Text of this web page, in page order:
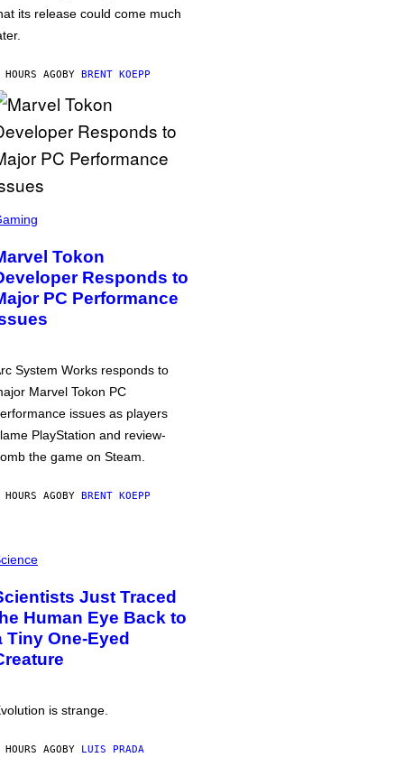
its release could come much
AGOBY BRENT KOEPP
Tokon
Responds to
PC Performance
System Works responds to
Marvel Tokon PC
issues as players
PlayStation and review-
the game on Steam.
AGOBY BRENT KOEPP
Just Traced
Human Eye Back to
Tiny One-Eyed
is strange.
AGOBY LUIS PRADA